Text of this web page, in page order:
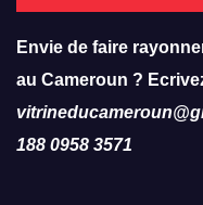
Envie de faire
au Cameroun ?
188 0958 3571